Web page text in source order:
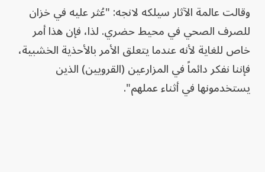
وقالت عالمة الآثار سيلكه لانجه: "عُثر عليه في خزان
للصرف الصحي في محيط حضري. لذا، فإن هذا أمر
خاص للغاية لأنه عندما يتعلق الأمر بالأحذية الخشبية،
فإننا نفكر دائماً في المزارعين (القرويين) الذين
يستخدمونها في أثناء عملهم".